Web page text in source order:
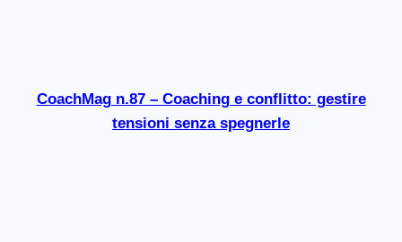
CoachMag n.87 – Coaching e conflitto: gestire
tensioni senza spegnerle